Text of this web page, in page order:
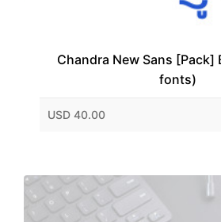
Chandra New Sans [Pack]
fonts)
USD 40.00